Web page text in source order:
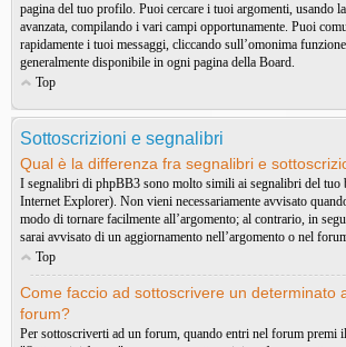
pagina del tuo profilo. Puoi cercare i tuoi argomenti, usando
avanzata, compilando i vari campi opportunamente. Puoi
rapidamente i tuoi messaggi, cliccando sull’omonima
generalmente disponibile in ogni pagina della Board.
Top
Sottoscrizioni e segnalibri
Qual è la differenza fra segnalibri e
I segnalibri di phpBB3 sono molto simili ai segnalibri del
Internet Explorer). Non vieni necessariamente avvisato
modo di tornare facilmente all’argomento; al contrario, in
sarai avvisato di un aggiornamento nell’argomento o nel
Top
Come faccio ad sottoscrivere un determinato
forum?
Per sottoscriverti ad un forum, quando entri nel forum premi